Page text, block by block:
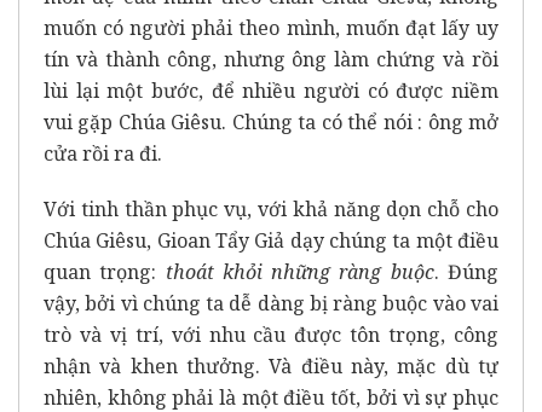
muốn có người phải theo mình, muốn đạt lấy uy
tín và thành công, nhưng ông làm chứng và rồi
lùi lại một bước, để nhiều người có được niềm
vui gặp Chúa Giêsu. Chúng ta có thể nói : ông mở
cửa rồi ra đi.
Với tinh thần phục vụ, với khả năng dọn chỗ cho
Chúa Giêsu, Gioan Tẩy Giả dạy chúng ta một điều
quan trọng: thoát khỏi những ràng buộc. Đúng
vậy, bởi vì chúng ta dễ dàng bị ràng buộc vào vai
trò và vị trí, với nhu cầu được tôn trọng, công
nhận và khen thưởng. Và điều này, mặc dù tự
nhiên, không phải là một điều tốt, bởi vì sự phục